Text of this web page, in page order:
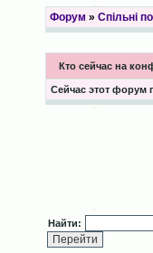
Форум » Спільні
Кто сейчас на
Сейчас этот форум
Найти: